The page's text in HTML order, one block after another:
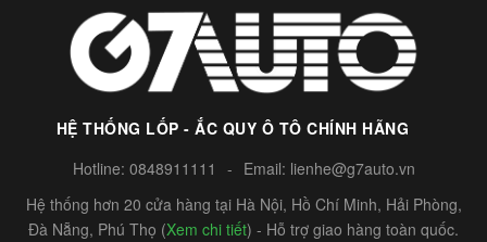
HỆ THỐNG LỐP - ẮC QUY Ô TÔ CHÍNH HÃNG
Hotline: 0848911111 - Email: lienhe@g7auto.vn
Hệ thống hơn 20 cửa hàng tại Hà Nội, Hồ Chí Minh, Hải Phòng,
Đà Nẵng, Phú Thọ (Xem chi tiết) - Hỗ trợ giao hàng toàn quốc.